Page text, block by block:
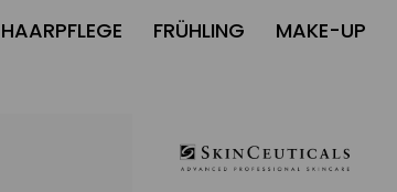
HAARPFLEGE FRÜHLING MAKE-UP